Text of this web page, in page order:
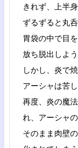
きれず、上半
ずるずると丸呑
胃袋の中で目
放ち脱出しよう
しかし、炎で
アーシャは苦
再度、炎の魔
れ、アーシャ
そのまま肉壁